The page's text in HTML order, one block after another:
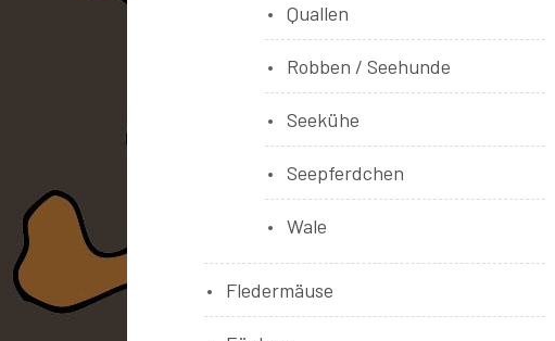
Quallen
Robben / Seehunde
Seekühe
Seepferdchen
Wale
Fledermäuse